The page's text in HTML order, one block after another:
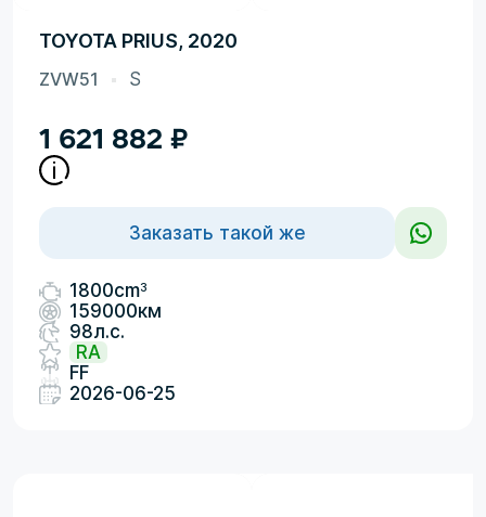
TOYOTA PRIUS, 2020
ZVW51 S
1 621 882 ₽
Заказать такой же
1800cm3
159000км
98л.с.
RA
FF
2026-06-25